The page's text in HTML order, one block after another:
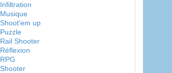
Infiltration
Musique
Shoot'em up
Puzzle
Rail Shooter
Réflexion
RPG
Shooter